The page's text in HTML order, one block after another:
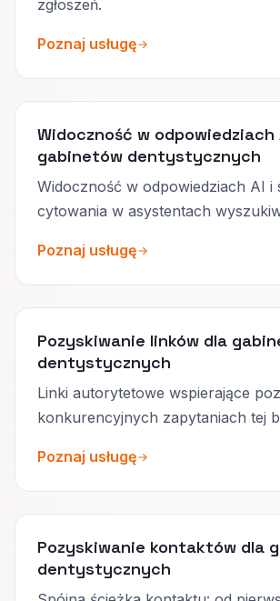
zgłoszeń.
Poznaj usługę
Widoczność w odpowiedziach
gabinetów dentystycznych
Widoczność w odpowiedziach AI i
cytowania w asystentach
Poznaj usługę
Pozyskiwanie linków dla
dentystycznych
Linki autorytetowe wspierające
konkurencyjnych zapytaniach tej
Poznaj usługę
Pozyskiwanie kontaktów dla
dentystycznych